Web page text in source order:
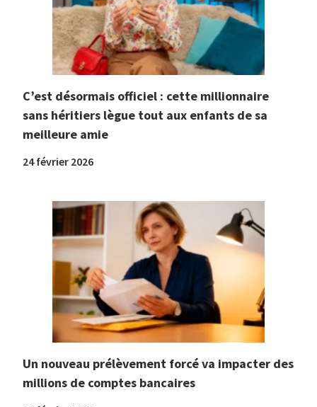
C’est désormais officiel : cette millionnaire
sans héritiers lègue tout aux enfants de sa
meilleure amie
24 février 2026
Un nouveau prélèvement forcé va impacter des
millions de comptes bancaires